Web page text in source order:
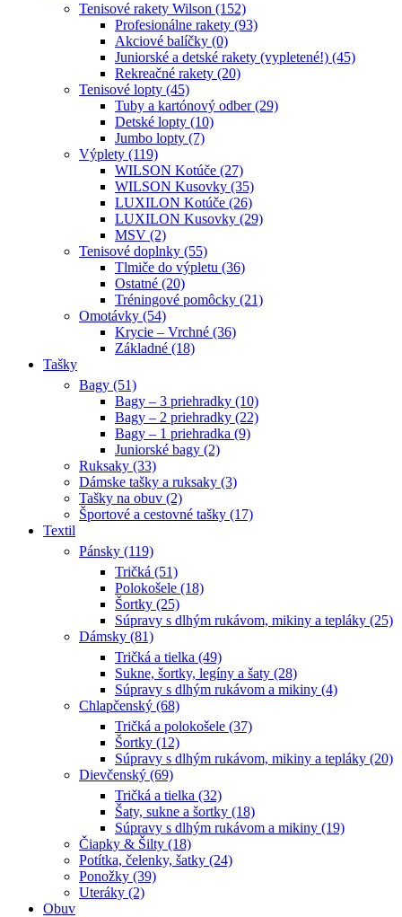
Tenisové rakety Wilson (152)
Profesionálne rakety (93)
Akciové balíčky (0)
Juniorské a detské rakety (vypletené!) (45)
Rekreačné rakety (20)
Tenisové lopty (45)
Tuby a kartónový odber (29)
Detské lopty (10)
Jumbo lopty (7)
Výplety (119)
WILSON Kotúče (27)
WILSON Kusovky (35)
LUXILON Kotúče (26)
LUXILON Kusovky (29)
MSV (2)
Tenisové doplnky (55)
Tlmiče do výpletu (36)
Ostatné (20)
Tréningové pomôcky (21)
Omotávky (54)
Krycie – Vrchné (36)
Základné (18)
Tašky
Bagy (51)
Bagy – 3 priehradky (10)
Bagy – 2 priehradky (22)
Bagy – 1 priehradka (9)
Juniorské bagy (2)
Ruksaky (33)
Dámske tašky a ruksaky (3)
Tašky na obuv (2)
Športové a cestovné tašky (17)
Textil
Pánsky (119)
Tričká (51)
Polokošele (18)
Šortky (25)
Súpravy s dlhým rukávom, mikiny a tepláky (25)
Dámsky (81)
Tričká a tielka (49)
Sukne, šortky, legíny a šaty (28)
Súpravy s dlhým rukávom a mikiny (4)
Chlapčenský (68)
Tričká a polokošele (37)
Šortky (12)
Súpravy s dlhým rukávom, mikiny a tepláky (20)
Dievčenský (69)
Tričká a tielka (32)
Šaty, sukne a šortky (18)
Súpravy s dlhým rukávom a mikiny (19)
Čiapky & Šilty (18)
Potítka, čelenky, šatky (24)
Ponožky (39)
Uteráky (2)
Obuv